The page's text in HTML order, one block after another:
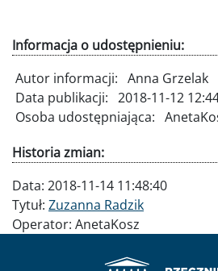
Informacja o udostępnieniu:
Autor informacji: Anna Grzelak
Data publikacji: 2018-11-12
Osoba udostępniająca:
Historia zmian:
Data: 2018-11-14 11:48:40
Tytuł: Zuzanna Radzik
Operator: AnetaKosz